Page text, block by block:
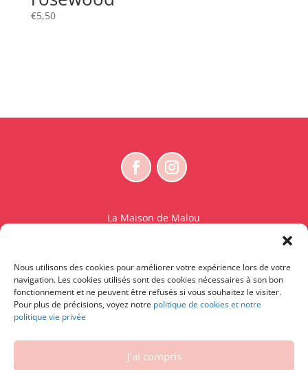
Nous utilisons des cookies pour améliorer votre expérience lors de votre
navigation. Les cookies utilisés sont des cookies nécessaires à son bon
fonctionnement et ne peuvent être refusés si vous souhaitez le visiter.
Pour plus de précisions, voyez notre politique de cookies et notre
politique vie privée
J'ai compris
€5,50
La Maison de Malou
BE 0765.825.589
© La Maison de Malou – TDM interdit sauf accord
écrit préalable | Entraînement d’IA strictement
interdit.
Conditions générales – Conditions